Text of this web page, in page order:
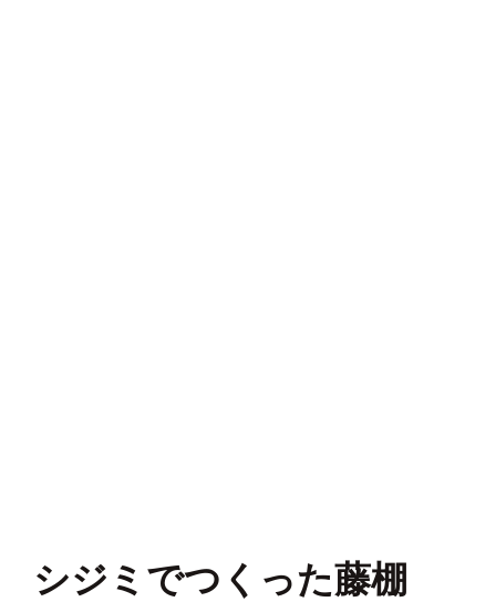
シジミでつくった藤棚